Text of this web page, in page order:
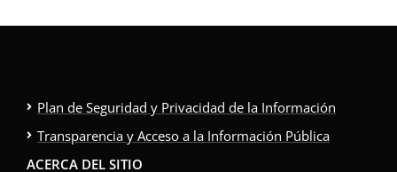
Plan de Seguridad y Privacidad de la Información
Transparencia y Acceso a la Información Pública
ACERCA DEL SITIO